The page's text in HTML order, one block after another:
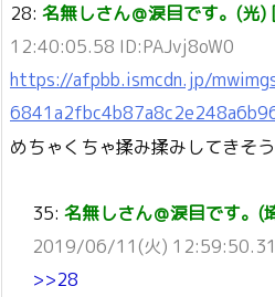
28: 名無しさん＠涙目です。(光)
12:40:05.58 ID:PAJvj8oW0
https://afpbb.ismcdn.jp/
めちゃくちゃ揉み揉みしてきそう
35: 名無しさん＠涙目です。(
2019/06/11(火) 12:59:50.31
>>28